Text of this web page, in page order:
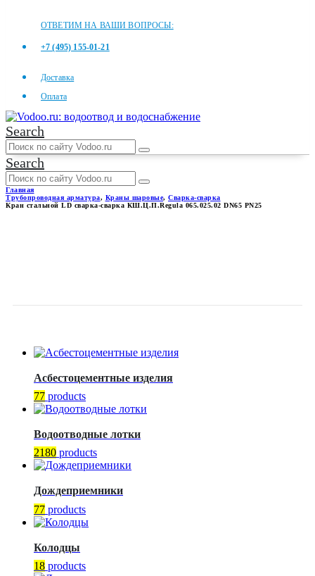
ОТВЕТИМ НА ВАШИ ВОПРОСЫ:
+7 (495) 155-01-21
Доставка
Оплата
Search
Search
Главная
Трубопроводная арматура, Краны шаровые, Сварка-сварка
Кран стальной LD сварка-сварка КШ.Ц.П.Regula 065.025.02 DN65 PN25
Асбестоцементные изделия
77 products
Водоотводные лотки
2180 products
Дождеприемники
77 products
Колодцы
18 products